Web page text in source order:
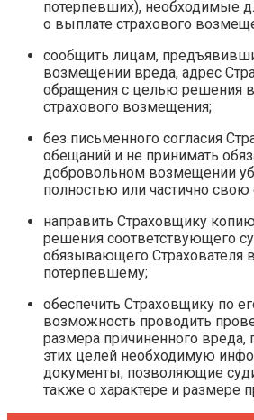
потерпевших), необходимые
о выплате страхового
сообщить лицам,
возмещении вреда, адрес
обращения с целью решения
страхового возмещения;
без письменного согласия
обещаний и не принимать
добровольном возмещении
полностью или частично свою
направить Страховщику
решения соответствующего
обязывающего Страхователя
потерпевшему;
обеспечить Страховщику по
возможность проводить
размера причиненного вреда,
этих целей необходимую
документы, позволяющие
также о характере и размере